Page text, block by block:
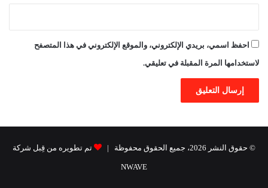
احفظ اسمي، بريدي الإلكتروني، والموقع الإلكتروني في هذا المتصفح
لاستخدامها المرة المقبلة في تعليقي.
© حقوق النشر 2026، جميع الحقوق محفوظة | تم تطويره من قِبل شركة
NWAVE